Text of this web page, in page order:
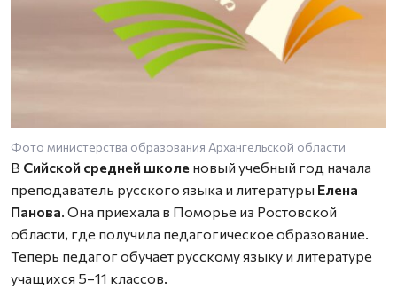
Фото министерства образования Архангельской области
В Сийской средней школе новый учебный год начала
преподаватель русского языка и литературы Елена
Панова. Она приехала в Поморье из Ростовской
области, где получила педагогическое образование.
Теперь педагог обучает русскому языку и литературе
учащихся 5–11 классов.